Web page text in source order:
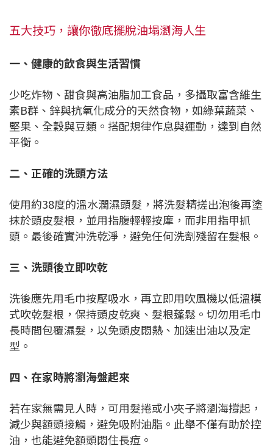
五大技巧，讓你徹底擺脫油塌瀏海人生
一、健康的飲食與生活習慣
少吃炸物、甜食與高油脂加工食品，多攝取富含維生
素B群、鋅與抗氧化成分的天然食物，如綠葉蔬菜、
堅果、全穀與豆類。搭配規律作息與運動，達到自然
平衡。
二、正確的洗頭方法
使用約38度的溫水潤濕頭髮，將洗髮精搓出泡後再塗
抹於頭皮髮根，並用指腹輕輕按摩，而非用指甲抓
頭。最後確實沖洗乾淨，避免任何洗劑殘留在髮根。
三、洗頭後立即吹乾
洗後應先用毛巾按壓吸水，再立即用吹風機以低溫模
式吹乾髮根，保持頭皮乾爽、髮根蓬鬆。切勿用毛巾
長時間包覆濕髮，以免頭皮悶熱、加速出油以及定
型。
四、在家時將瀏海盤起來
若在家無需見人時，可用髮捲或小夾子將瀏海撐起，
減少與額頭接觸，避免吸附油脂。此舉不僅有助於控
油，也能避免額頭悶住長痘。